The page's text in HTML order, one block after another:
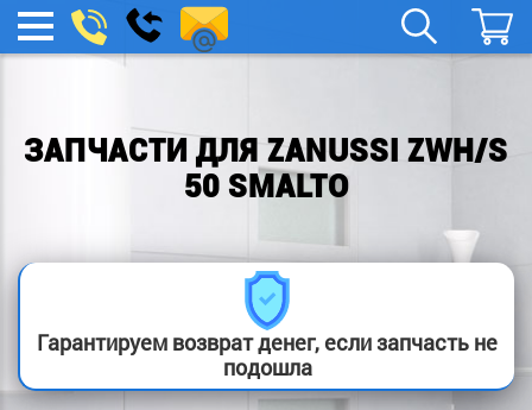
МЕНЮ
boylera@yandex.ru
Заказать
звонок
ЗАПЧАСТИ ДЛЯ ZANUSSI ZWH/S
50 SMALTO
Гарантируем возврат денег, если запчасть не
подошла